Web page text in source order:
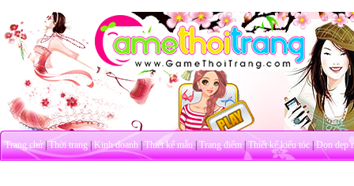
Trang chủ|Thời trang|Kinh doanh|Thiết kế mẫu|Trang điểm|Thiết kế kiểu tóc|Dọn dẹp